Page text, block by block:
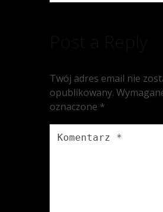
Twój adres email nie
opublikowany.
oznaczone *